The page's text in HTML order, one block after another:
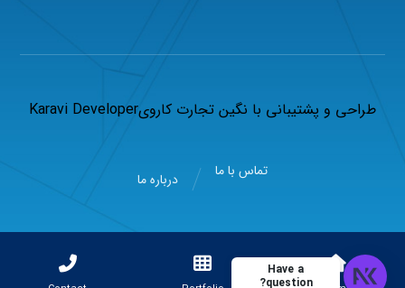
طراحی و پشتیبانی با نگین تجارت کارویKaravi Developer
تماس با ما درباره ما
Have a
question?